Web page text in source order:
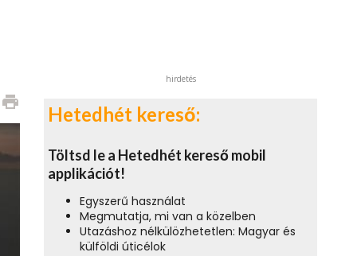
print
hirdetés
Hetedhét kereső:
Töltsd le a Hetedhét kereső mobil
applikációt!
Egyszerű használat
Megmutatja, mi van a közelben
Utazáshoz nélkülözhetetlen: Magyar és
külföldi úticélok